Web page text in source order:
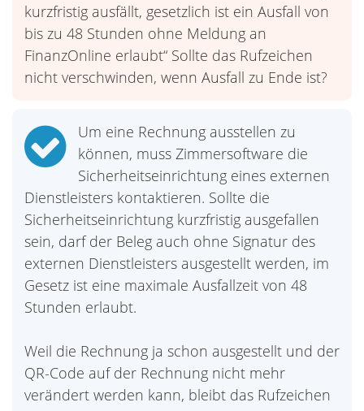
kurzfristig ausfällt, gesetzlich ist ein Ausfall von
bis zu 48 Stunden ohne Meldung an
FinanzOnline erlaubt“ Sollte das Rufzeichen
nicht verschwinden, wenn Ausfall zu Ende ist?
Um eine Rechnung ausstellen zu
können, muss Zimmersoftware die
Sicherheitseinrichtung eines externen
Dienstleisters kontaktieren. Sollte die
Sicherheitseinrichtung kurzfristig ausgefallen
sein, darf der Beleg auch ohne Signatur des
externen Dienstleisters ausgestellt werden, im
Gesetz ist eine maximale Ausfallzeit von 48
Stunden erlaubt.
Weil die Rechnung ja schon ausgestellt und der
QR-Code auf der Rechnung nicht mehr
verändert werden kann, bleibt das Rufzeichen